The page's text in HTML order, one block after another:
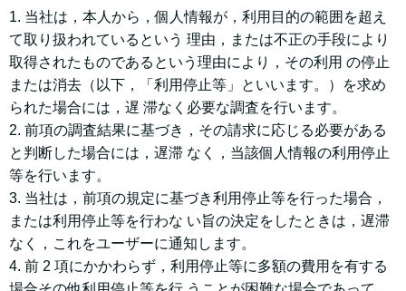
1. 当社は，本⼈から，個⼈情報が，利⽤⽬的の範囲を超え
て取り扱われているという 理由，または不正の⼿段により
取得されたものであるという理由により，その利⽤ の停⽌
または消去（以下，「利⽤停⽌等」といいます。）を求め
られた場合には，遅 滞なく必要な調査を⾏います。
2. 前項の調査結果に基づき，その請求に応じる必要がある
と判断した場合には，遅滞 なく，当該個⼈情報の利⽤停⽌
等を⾏います。
3. 当社は，前項の規定に基づき利⽤停⽌等を⾏った場合，
または利⽤停⽌等を⾏わな い旨の決定をしたときは，遅滞
なく，これをユーザーに通知します。
4. 前 2 項にかかわらず，利⽤停⽌等に多額の費⽤を有する